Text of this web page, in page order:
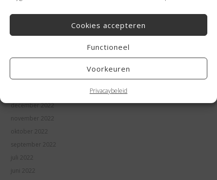
Cookies accepteren
Functioneel
Voorkeuren
Privacaybeleid
augustus 2023
maart 2023
december 2022
november 2022
oktober 2022
september 2022
juli 2022
juni 2022